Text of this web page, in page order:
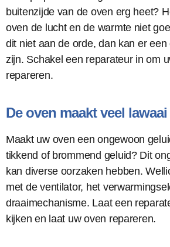
buitenzijde van de oven erg heet?
oven de lucht en de warmte niet
dit niet aan de orde, dan kan er
zijn. Schakel een reparateur in om
repareren.
De oven maakt veel lawaai
Maakt uw oven een ongewoon
tikkend of brommend geluid? Dit
kan diverse oorzaken hebben.
met de ventilator, het
draaimechanisme. Laat een
kijken en laat uw oven repareren.